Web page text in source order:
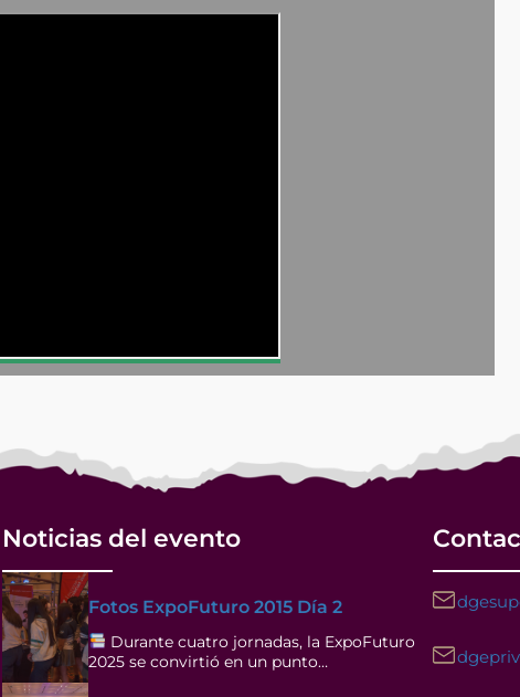
Noticias del evento
Fotos ExpoFuturo 2015 Día 2
Durante cuatro jornadas, la ExpoFuturo
2025 se convirtió en un punto…